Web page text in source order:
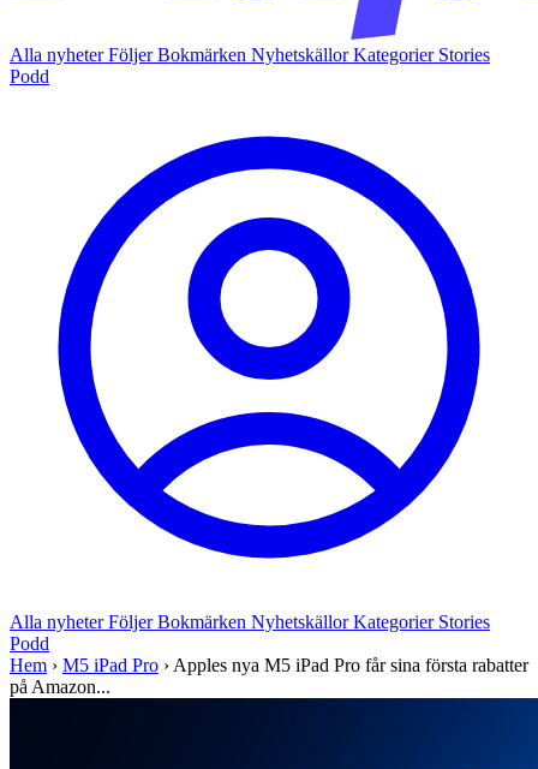
Alla nyheterFöljerBokmärken NyhetskällorKategorier Stories
Podd
Alla nyheterFöljerBokmärken NyhetskällorKategorier Stories
Podd
Hem › M5 iPad Pro › Apples nya M5 iPad Pro får sina första rabatter
på Amazon...